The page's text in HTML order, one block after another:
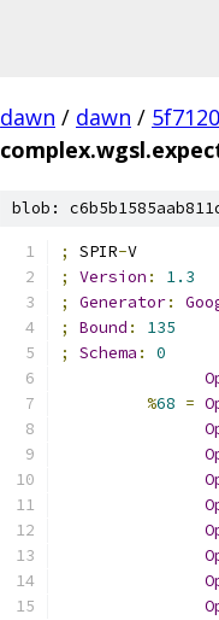
dawn / dawn /
blob:
; SPIR-V
;
Version :
1.3
;
Generator:
;
Bound :
135
;
Schema :
0
%68 =